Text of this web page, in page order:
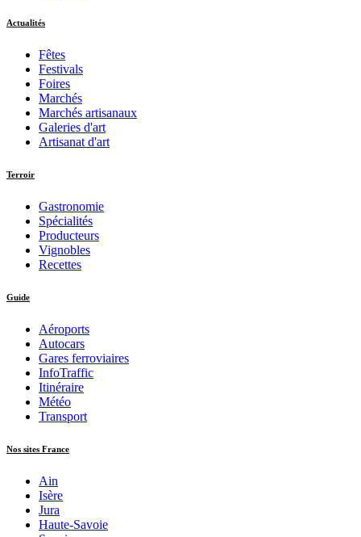
Actualités
Fêtes
Festivals
Foires
Marchés
Marchés artisanaux
Galeries d'art
Artisanat d'art
Terroir
Gastronomie
Spécialités
Producteurs
Vignobles
Recettes
Guide
Aéroports
Autocars
Gares ferroviaires
InfoTraffic
Itinéraire
Météo
Transport
Nos sites France
Ain
Isère
Jura
Haute-Savoie